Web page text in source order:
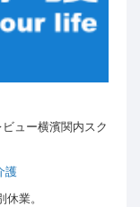
ュー横濱関内スク
護
業。